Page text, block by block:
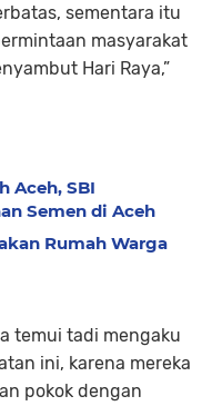
sementara itu
masyarakat
Hari Raya,”
Aceh, SBI
Semen di Aceh
Rumah Warga
temui tadi mengaku
ini, karena mereka
pokok dengan